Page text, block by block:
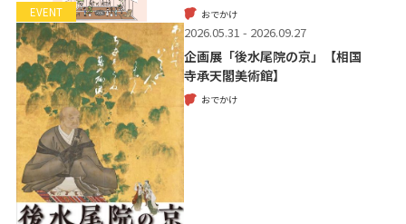
EVENT おでかけ
2026.05.31 - 2026.09.27
企画展「後水尾院の京」【相国
寺承天閣美術館】
おでかけ